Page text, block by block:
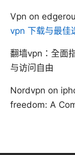
Vpn on
vpn 下载与最佳
翻墙vpn：全面
与访问自由
Nordvpn on
freedom: A